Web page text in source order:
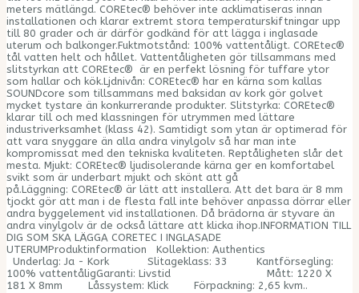
meters mätlängd. COREtec® behöver inte acklimatiseras innan
installationen och klarar extremt stora temperaturskiftningar upp
till 80 grader och är därför godkänd för att lägga i inglasade
uterum och balkonger.Fuktmotstånd: 100% vattentåligt. COREtec®
tål vatten helt och hållet. Vattentåligheten gör tillsammans med
slitstyrkan att COREtec® är en perfekt lösning för tuffare ytor
som hallar och kök.Ljdnivån: COREtec® har en kärna som kallas
SOUNDcore som tillsammans med baksidan av kork gör golvet
mycket tystare än konkurrerande produkter. Slitstyrka: COREtec®
klarar till och med klassningen för utrymmen med lättare
industriverksamhet (klass 42). Samtidigt som ytan är optimerad för
att vara snyggare än alla andra vinylgolv så har man inte
kompromissat med den tekniska kvaliteten. Reptåligheten slår det
mesta. Mjukt: COREtec® ljudisolerande kärna ger en komfortabel
svikt som är underbart mjukt och skönt att gå
på.Läggning: COREtec® är lätt att installera. Att det bara är 8 mm
tjockt gör att man i de flesta fall inte behöver anpassa dörrar eller
andra byggelement vid installationen. Då brädorna är styvare än
andra vinylgolv är de också lättare att klicka ihop.INFORMATION TILL
DIG SOM SKA LÄGGA CORETEC I INGLASADE
UTERUMProduktinformation Kollektion: Authentics
Underlag: Ja - Kork Slitageklass: 33 Kantförsegling:
100% vattentåligGaranti: Livstid Mått: 1220 X
181 X 8mm Låssystem: Klick Förpackning: 2,65 kvm..